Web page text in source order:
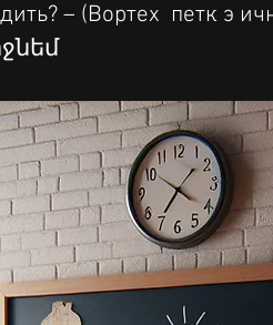
– (Вортех  петк э